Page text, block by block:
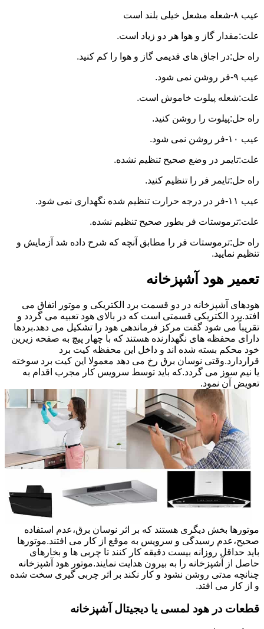
عیب ۸-شعله مشعل خیلی بلند است
علت:مقدار گاز و هوا هر دو زیاد است.
راه حل:در اجاق های قدیمی گاز و هوا را کم کنید.
عیب ۹-فر روشن نمی شود.
علت:شعله پیلوت خاموش است.
راه حل:پیلوت را روشن کنید.
عیب ۱۰-فر روشن نمی شود.
علت:تایمر در وضع صحیح تنظیم نشده.
راه حل:تایمر فر را تنظیم کنید.
عیب ۱۱-فر در درجه حرارت تنظیم شده نگهداری نمی شود.
علت:ترموستات فر بطور صحیح تنظیم نشده.
راه حل:ترموستات فر را مطابق آنچه که شرح داده شد آزمایش و
تنظیم نمایید.
تعمیر هود آشپزخانه
هودهای آشپزخانه در دو قسمت برد الکتریکی و موتور اتفاق می
افتد.برد الکتریکی قسمتی است که در بالای هود تعبیه می گردد و
تقریباً می شود گفت مرکز فرماندهی هود را تشکیل می دهد.بردها
دارای محفظه های نگهدارنده هستند که با چهار پیچ به صفحه زیرین
خود محکم بسته شده اند و داخل این محفظه کیت برد
قراردارد.وقتی نوسان برق رخ می دهد معمولا این کیت برد سوخته
یا نیم سوز می گردد.که باید توسط سرویس کار مجرب اقدام به
تعویض آن نمود.
موتورها بخش دیگری هستند که بر اثر نوسان برق،عدم استفاده
صحیح،عدم رسیدگی و سرویس به موقع از کار می افتند.موتورها
باید حداقل روزانه بیست دقیقه کار کنند تا چربی ها و بخارهای
حاصل از آشپزخانه را به بیرون هدایت نمایند.موتور هود آشپزخانه
چنانچه مدتی روشن نشود و کار نکند بر اثر چربی گیری سخت شده
و از کار می افتد.
قطعات در هود لمسی یا دیجیتال آشپزخانه